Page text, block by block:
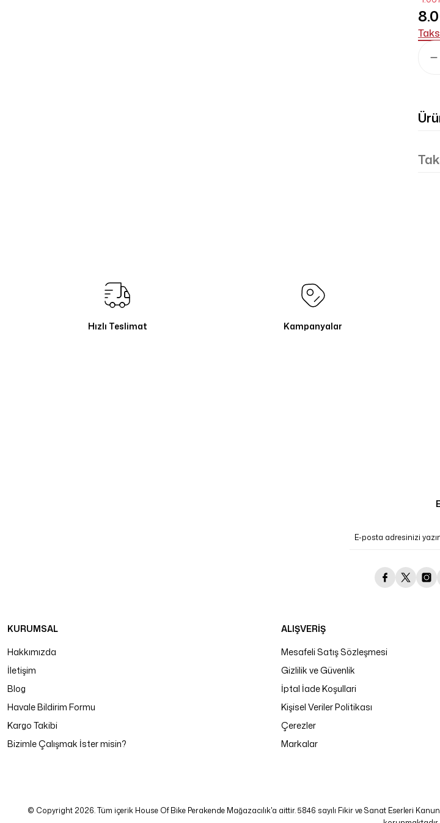
Hızlı Teslimat Kampanyalar
KURUMSAL
Hakkımızda
İletişim
Blog
Havale Bildirim Formu
Kargo Takibi
Bizimle Çalışmak İster misin?
ALIŞVERİŞ
Mesafeli Satış Sözleşmesi
Gizlilik ve Güvenlik
İptal İade Koşullari
Kişisel Veriler Politikası
Çerezler
Markalar
© Copyright 2026. Tüm içerik House Of Bike Perakende Mağazacılık'a aittir. 5846 sayılı Fikir ve Sanat Eserleri